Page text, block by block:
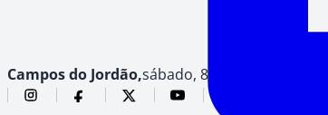
Campos do Jordão,sábado, 8 de agosto de 2026